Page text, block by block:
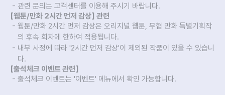
관련 문의는 고객센터를 이용해 주시기 바랍니다.
[웹툰/만화 2시간 먼저 감상] 관련
웹툰/만화 2시간 먼저 감상은 오리지널 웹툰, 무협 만화 특별기획작
의 후속 회차에 한하여 적용됩니다.
내부 사정에 따라 '2시간 먼저 감상'이 제외된 작품이 있을 수 있습니
다.
[출석체크 이벤트 관련]
출석체크 이벤트는 '이벤트' 메뉴에서 확인 가능합니다.